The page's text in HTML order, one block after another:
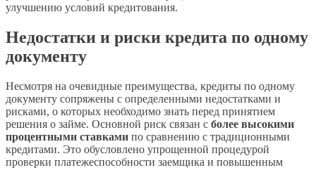
улучшению условий кредитования.
Недостатки и риски кредита по одному
документу
Несмотря на очевидные преимущества, кредиты по одному
документу сопряжены с определенными недостатками и
рисками, о которых необходимо знать перед принятием
решения о займе. Основной риск связан с более высокими
процентными ставками по сравнению с традиционными
кредитами. Это обусловлено упрощенной процедурой
проверки платежеспособности заемщика и повышенным